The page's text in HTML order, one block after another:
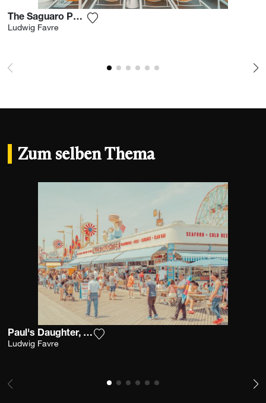
The Saguaro Palm Springs
Ludwig Favre
Zum selben Thema
Paul's Daughter, Coney Island
Ludwig Favre